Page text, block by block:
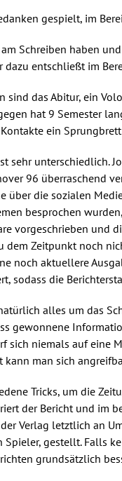
gespielt, im
Schreiben haben
dazu entschließt im
sind das Abitur, ein
hat 9 Semester
ein
sehr unterschiedlich.
96 überraschend
die sozialen
besprochen
vorgeschrieben und
dem Zeitpunkt noch
noch aktuellere
sodass die
alles um das
gewonnene
sich niemals auf eine
kann man sich
Tricks, um die
der Bericht und im
Verlag letztlich an
gestellt. Falls
grundsätzlich